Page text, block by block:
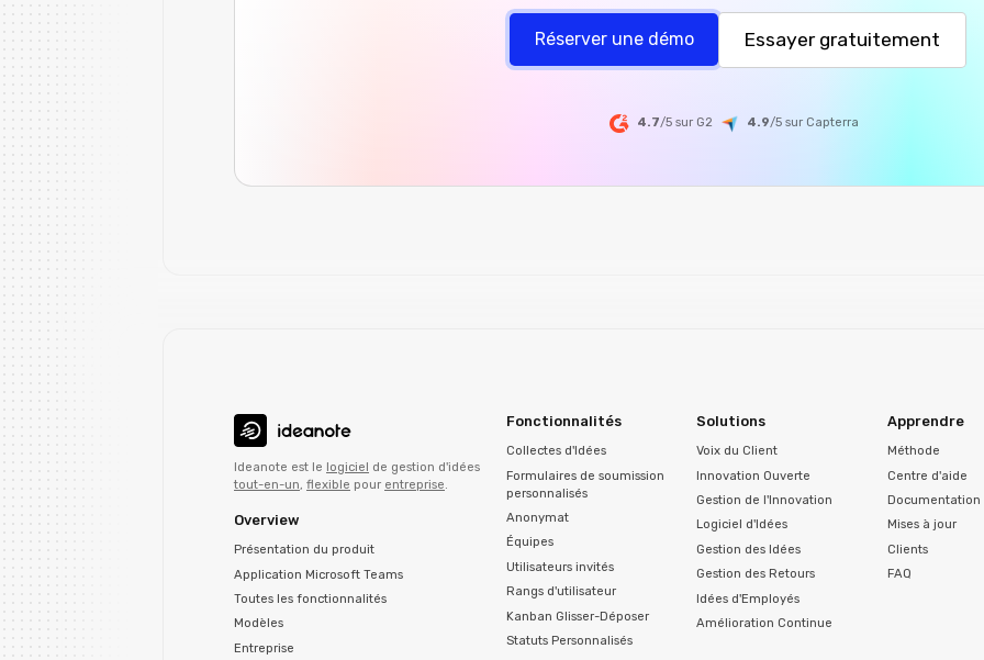
Réserver une démo Essayer gratuitement
4.7/5 sur G2 4.9/5sur Capterra
Ideanote est le logiciel
de gestion d'idées
tout-en-un, flexible pour entreprise.
Overview
Présentation du produit
Application Microsoft Teams
Toutes les fonctionnalités
Modèles
Entreprise
Fonctionnalités
Collectes d'Idées
Formulaires de soumission
personnalisés
Anonymat
Équipes
Utilisateurs invités
Rangs d'utilisateur
Kanban Glisser-Déposer
Statuts Personnalisés
Solutions
Voix du Client
Innovation Ouverte
Gestion de l'Innovation
Logiciel d'Idées
Gestion des Idées
Gestion des Retours
Idées d'Employés
Amélioration Continue
Apprendre
Méthode
Centre d'aide
Documentation
Mises à jour
Clients
FAQ